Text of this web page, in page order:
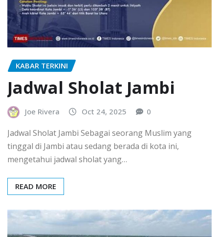
KABAR TERKINI
Jadwal Sholat Jambi
Joe Rivera Oct 24, 2025 0
Jadwal Sholat Jambi Sebagai seorang Muslim yang
tinggal di Jambi atau sedang berada di kota ini,
mengetahui jadwal sholat yang…
READ MORE